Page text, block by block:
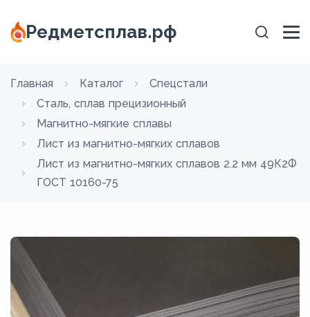
Редметсплав.рф
Главная Каталог
Спецстали
Сталь, сплав прецизионный
Магнитно-мягкие сплавы
Лист из магнитно-мягких сплавов
Лист из магнитно-мягких сплавов 2.2 мм 49К2Ф
ГОСТ 10160-75